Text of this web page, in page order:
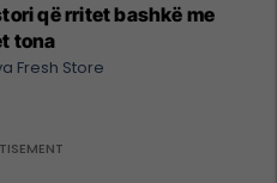
që rritet bashkë me
tona
Fresh Store